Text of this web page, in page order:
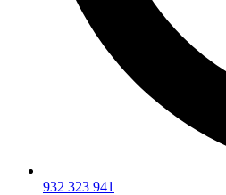
932 323 941